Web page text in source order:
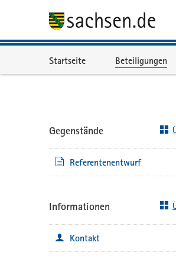
Startseite Beteiligungen
Gegenstände
Referentenentwurf
Informationen
Kontakt